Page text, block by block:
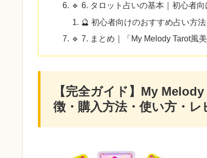
🔹 6. タロット占いの基本｜初心者
🔮 初心者向けのおすすめ占い方法
🔹 7. まとめ｜「My Melody Tarot風
【完全ガイド】My
徴・購入方法・使い方・